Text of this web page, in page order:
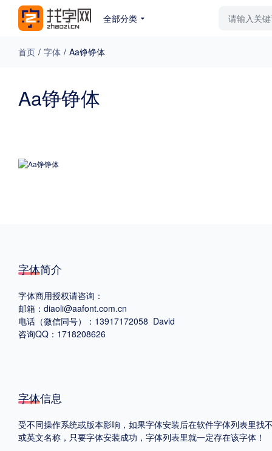
全部分类
免费下载 收费下载
格式
.TTF .OTF
中国大陆
首页 / 字体 / Aa铮铮体
Aa铮铮体
字体简介
字体商用授权请咨询：
邮箱：diaoli@aafont.com.cn
电话（微信同号）：13917172058 David
咨询QQ：1718208626
字体信息
受不同操作系统或版本影响，如果字体安装后在软件字体列表里
或英文名称，只要字体安装成功，字体列表里就一定存在该字体！